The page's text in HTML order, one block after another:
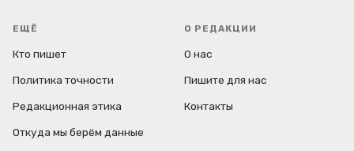
ЕЩЁ
Кто пишет
Политика точности
Редакционная этика
Откуда мы берём данные
О РЕДАКЦИИ
О нас
Пишите для нас
Контакты